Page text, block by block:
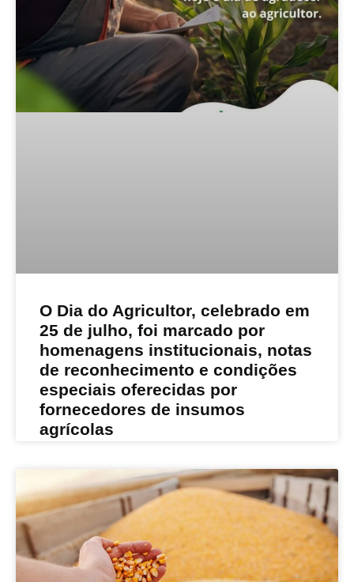
O Dia do Agricultor, celebrado em
25 de julho, foi marcado por
homenagens institucionais, notas
de reconhecimento e condições
especiais oferecidas por
fornecedores de insumos
agrícolas